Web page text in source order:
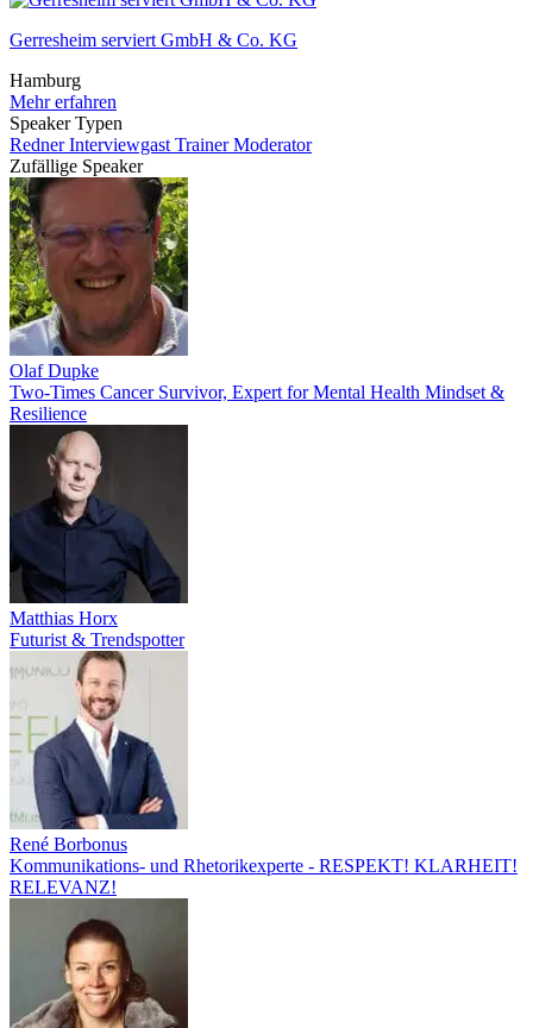
Gerresheim serviert GmbH & Co. KG
Hamburg
Mehr erfahren
Speaker Typen
RednerInterviewgast TrainerModerator
Zufällige Speaker
Olaf Dupke
Two-Times Cancer Survivor, Expert for Mental Health Mindset &
Resilience
Matthias Horx
Futurist & Trendspotter
René Borbonus
Kommunikations- und Rhetorikexperte - RESPEKT! KLARHEIT!
RELEVANZ!